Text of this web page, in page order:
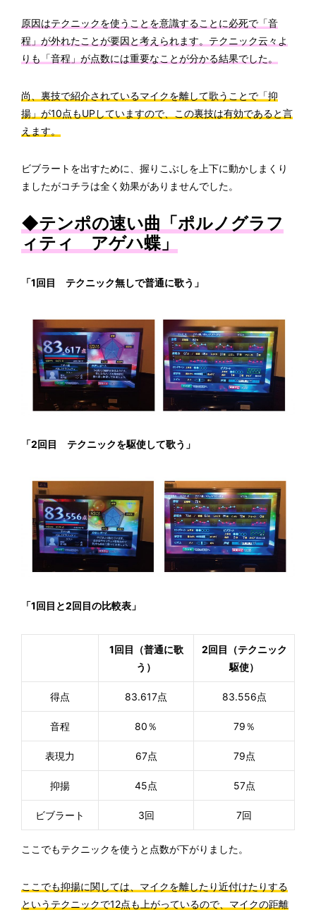
原因はテクニックを使うことを意識することに必死で「音
程」が外れたことが要因と考えられます。テクニック云々よ
りも「音程」が点数には重要なことが分かる結果でした。
尚、裏技で紹介されているマイクを離して歌うことで「抑
揚」が10点もUPしていますので、この裏技は有効であると言
えます。
ビブラートを出すために、握りこぶしを上下に動かしまくり
ましたがコチラは全く効果がありませんでした。
◆テンポの速い曲「ポルノグラフ
ィティ アゲハ蝶」
「1回目 テクニック無しで普通に歌う」
「2回目 テクニックを駆使して歌う」
「1回目と2回目の比較表」
1回目（普通に歌
う）
2回目（テクニック
駆使）
得点 83.617点 83.556点
音程 80％ 79％
表現力 67点 79点
抑揚 45点 57点
ビブラート 3回 7回
ここでもテクニックを使うと点数が下がりました。
ここでも抑揚に関しては、マイクを離したり近付けたりする
というテクニックで12点も上がっているので、マイクの距離